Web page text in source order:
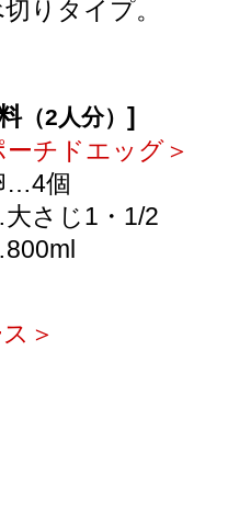
りタイプ。
（2人分） ]
ーチドエッグ＞
…4個
さじ1・1/2
＞